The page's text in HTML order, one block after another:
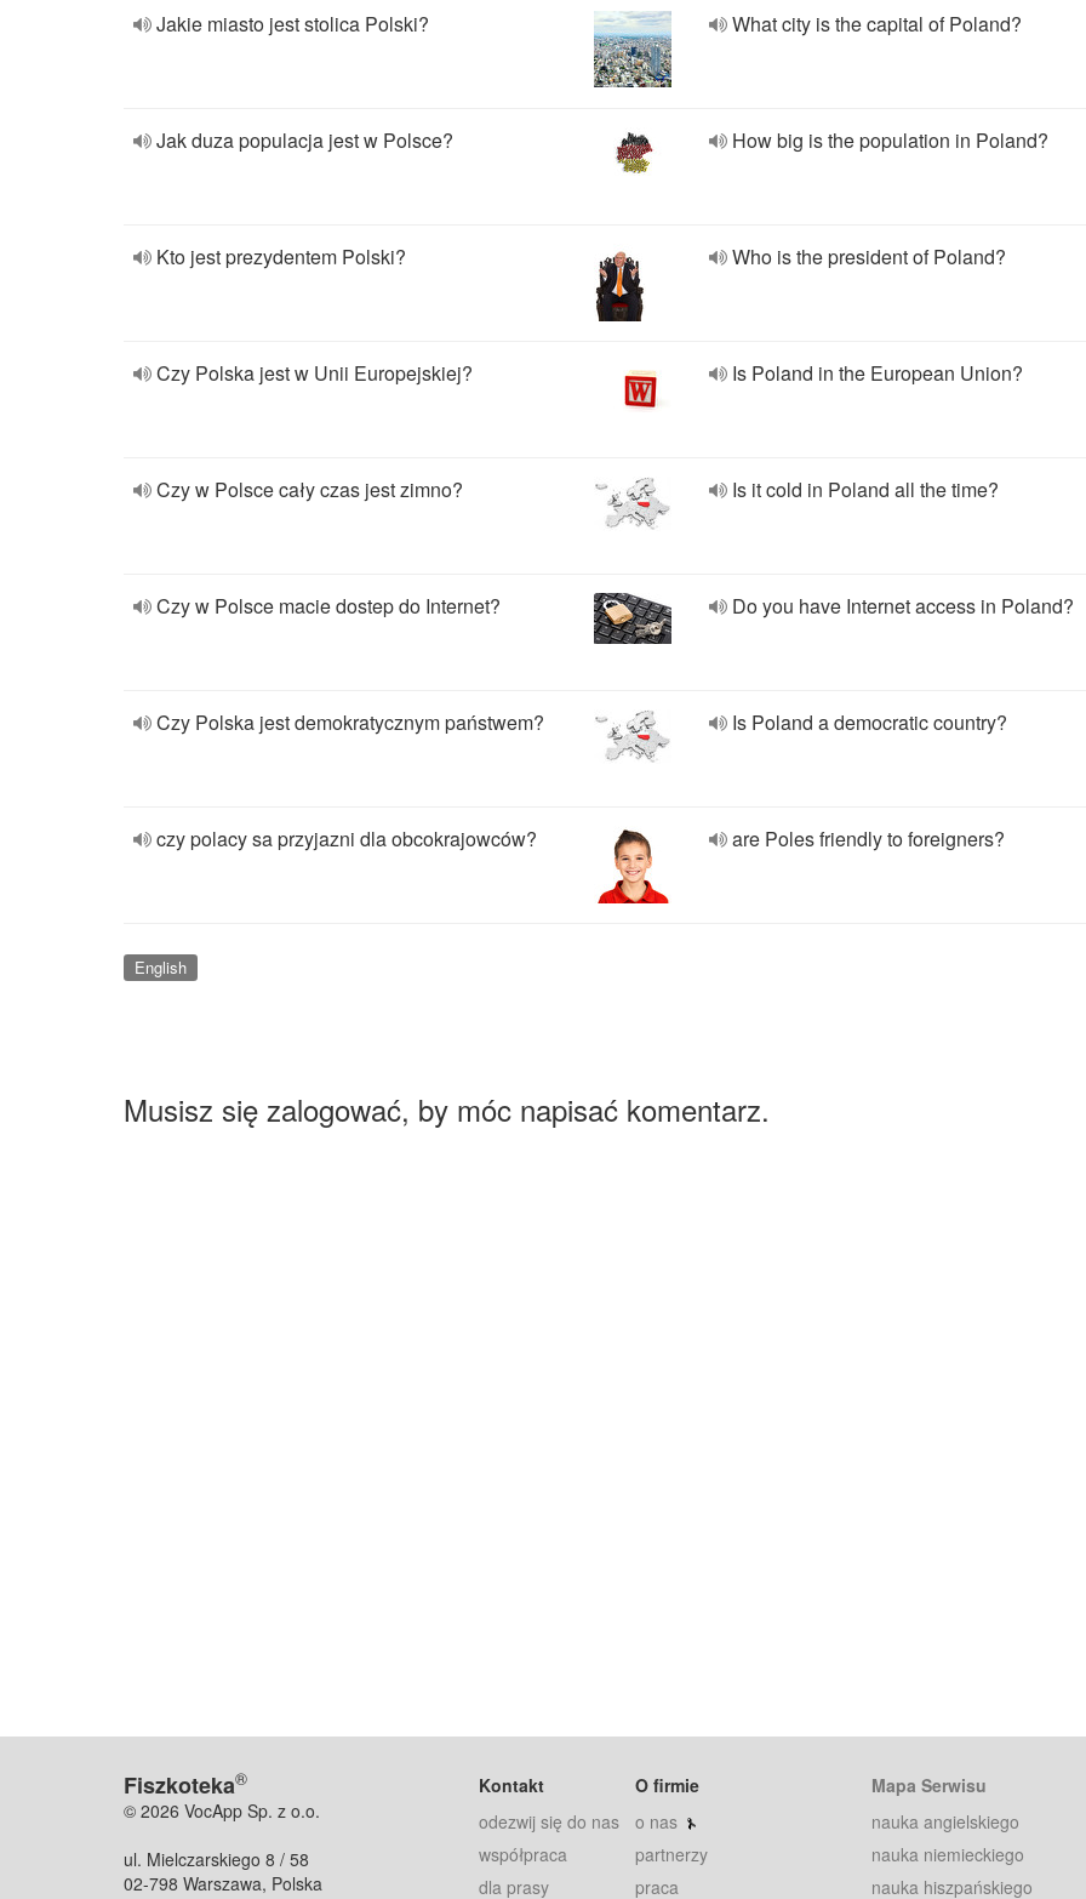
Jakie miasto jest stolica Polski? What city is the capital of Poland?
Jak duza populacja jest w Polsce? How big is the population in Poland?
Kto jest prezydentem Polski? Who is the president of Poland?
Czy Polska jest w Unii Europejskiej? Is Poland in the European Union?
Czy w Polsce cały czas jest zimno? Is it cold in Poland all the time?
Czy w Polsce macie dostep do Internet? Do you have Internet access in Poland?
Czy Polska jest demokratycznym państwem? Is Poland a democratic country?
czy polacy sa przyjazni dla obcokrajowców? are Poles friendly to foreigners?
English
Musisz się zalogować, by móc napisać komentarz.
Fiszkoteka®
© 2026 VocApp Sp. z o.o.
ul. Mielczarskiego 8 / 58
02-798 Warszawa, Polska
Kontakt
odezwij się do nas
współpraca
dla prasy
O firmie
o nas
partnerzy
praca
Mapa Serwisu
nauka angielskiego
nauka niemieckiego
nauka hiszpańskiego